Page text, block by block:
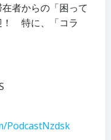
者からの「困って
！ 特に、「コラ
PodcastNzdsk